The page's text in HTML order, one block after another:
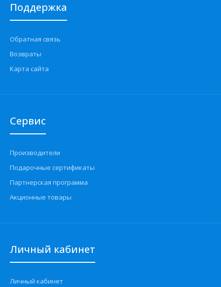
Поддержка
Обратная связь
Возвраты
Карта сайта
Сервис
Производители
Подарочные сертификаты
Партнерская программа
Акционные товары
Личный кабинет
Личный кабинет